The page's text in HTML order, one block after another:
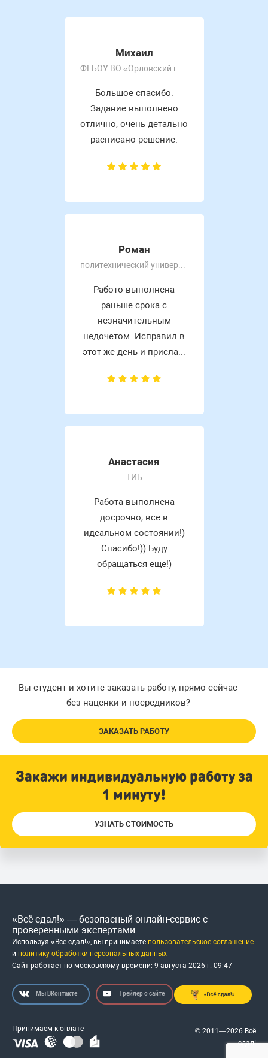
Михаил
ФГБОУ ВО «Орловский государственный университет имени И.С. Тургенева»
Большое спасибо.
Задание выполнено
отлично, очень детально
расписано решение.
Роман
Работо выполнена
раньше срока с
незначительным
недочетом. Исправил в
этот же день и присла...
Анастасия
ТИБ
Работа выполнена
досрочно, все в
идеальном состоянии!)
Спасибо!)) Буду
обращаться еще!)
Вы студент и хотите заказать работу, прямо сейчас
без наценки и посредников?
ЗАКАЗАТЬ РАБОТУ
Закажи индивидуальную работу за
1 минуту!
УЗНАТЬ СТОИМОСТЬ
«Всё сдал!» — безопасный онлайн-сервис с
проверенными экспертами
Используя «Всё сдал!», вы принимаете пользовательское соглашение
и политику обработки персональных данных
Сайт работает по московскому времени: 9 августа 2026 г. 09:47
Мы ВКонтакте Трейлер о сайте
Принимаем к оплате
© 2011—2026 Всё
сдал!